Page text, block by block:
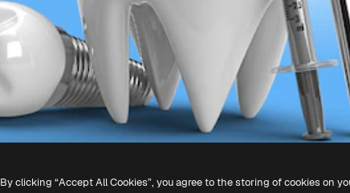
By clicking “Accept All Cookies”, you agree to the storing of cookies on